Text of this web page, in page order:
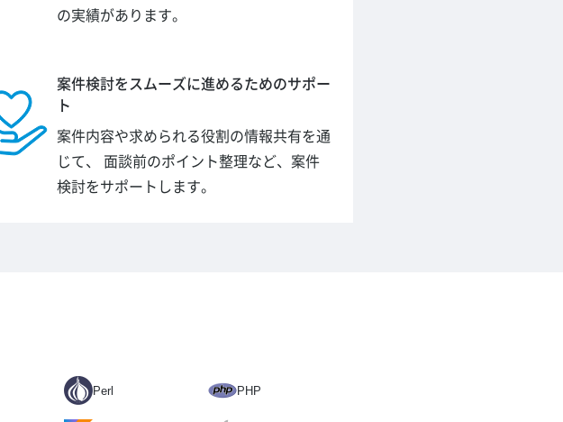
の実績があります。
案件検討をスムーズに進めるためのサポー
ト
案件内容や求められる役割の情報共有を通
じて、 面談前のポイント整理など、案件
検討をサポートします。
Perl PHP